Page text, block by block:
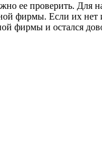
ее проверить. Для
фирмы. Если их
фирмы и остался